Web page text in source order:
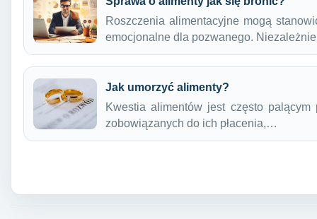
Roszczenia alimentacyjne mogą
emocjonalne dla pozwanego.
Jak umorzyć alimenty?
Kwestia alimentów jest często
zobowiązanych do ich płacenia,…